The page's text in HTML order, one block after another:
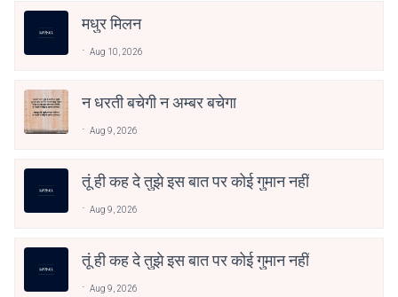
मधुर मिलन
Aug 10, 2026
न धरती बचेगी न अम्बर बचेगा
Aug 9, 2026
तूं ही कह दे तुझे इस बात पर कोई गुमान नहीं
Aug 9, 2026
तूं ही कह दे तुझे इस बात पर कोई गुमान नहीं
Aug 9, 2026